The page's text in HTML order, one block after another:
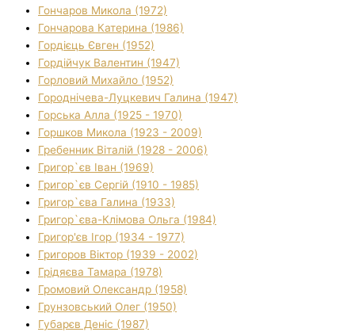
Гончаров Микола (1972)
Гончарова Катерина (1986)
Гордієць Євген (1952)
Гордійчук Валентин (1947)
Горловий Михайло (1952)
Городнічева-Луцкевич Галина (1947)
Горська Алла (1925 - 1970)
Горшков Микола (1923 - 2009)
Гребенник Віталій (1928 - 2006)
Григор`єв Іван (1969)
Григор`єв Сергій (1910 - 1985)
Григор`єва Галина (1933)
Григор`єва-Клімова Ольга (1984)
Григор'єв Ігор (1934 - 1977)
Григоров Віктор (1939 - 2002)
Грідяєва Тамара (1978)
Громовий Олександр (1958)
Грунзовський Олег (1950)
Губарєв Деніс (1987)